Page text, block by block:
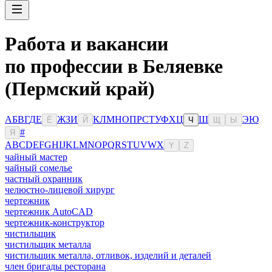
Работа и вакансии
по профессии в Беляевке
(Пермский край)
АБВГДЕ Ё ЖЗИ Й КЛМНОПРСТУФХЦ Ч Ш Ы ЭЮ
Я
#
ABCDEFGHIJKLMNOPQRSTUVWX Y Z
чайный мастер
чайный сомелье
частный охранник
челюстно-лицевой хирург
чертежник
чертежник AutoCAD
чертежник-конструктор
чистильщик
чистильщик металла
чистильщик металла, отливок, изделий и деталей
член бригады ресторана